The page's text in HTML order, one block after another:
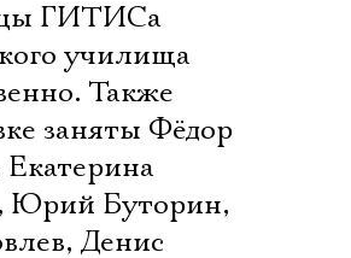
ГИТИСа
училища
Также
заняты Фёдор
Юрий Буторин,
Денис